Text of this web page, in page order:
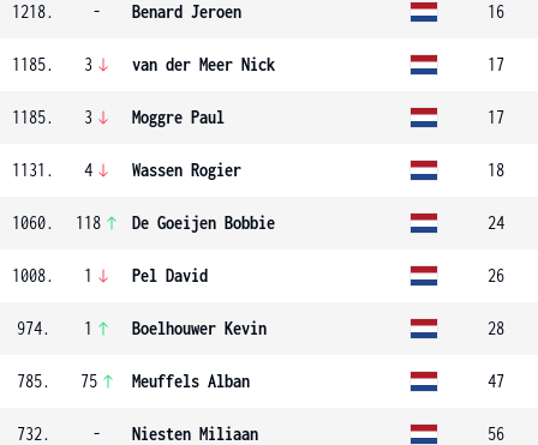
1218. - Benard Jeroen 16
1185. 3 van der Meer Nick 17
1185. 3 Moggre Paul 17
1131. 4 Wassen Rogier 18
1060. 118 De Goeijen Bobbie 24
1008. 1 Pel David 26
974. 1 Boelhouwer Kevin 28
785. 75 Meuffels Alban 47
732. - Niesten Miliaan 56